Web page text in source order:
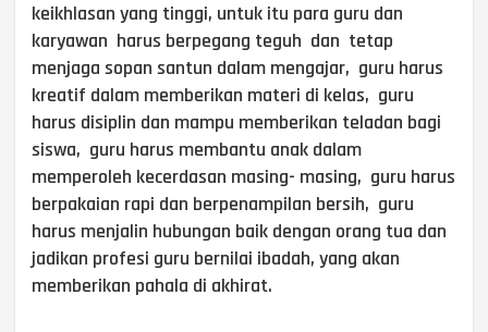
keikhlasan yang tinggi, untuk itu para guru dan
karyawan harus berpegang teguh dan tetap
menjaga sopan santun dalam mengajar, guru harus
kreatif dalam memberikan materi di kelas, guru
harus disiplin dan mampu memberikan teladan bagi
siswa, guru harus membantu anak dalam
memperoleh kecerdasan masing- masing, guru harus
berpakaian rapi dan berpenampilan bersih, guru
harus menjalin hubungan baik dengan orang tua dan
jadikan profesi guru bernilai ibadah, yang akan
memberikan pahala di akhirat.